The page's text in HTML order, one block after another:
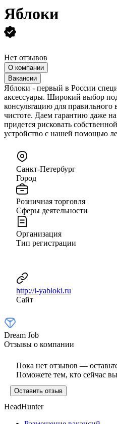
Яблоки
Нет отзывов
О компании
Вакансии
Яблоки - первый в России
аксессуары. Широкий выбор
консультацию для
чистоте. Даем гарантию даже
придется рисковать
устройство с нашей помощью
Санкт-Петербург
Город
Розничная торговля
Сферы деятельности
Организация
Тип регистрации
http://i-yabloki.ru
Сайт
Dream Job
Отзывы о компании
Пока нет отзывов —
Поможете тем, кто сейчас
Оставить отзыв
HeadHunter